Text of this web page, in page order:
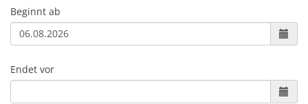
Beginnt ab
Endet vor